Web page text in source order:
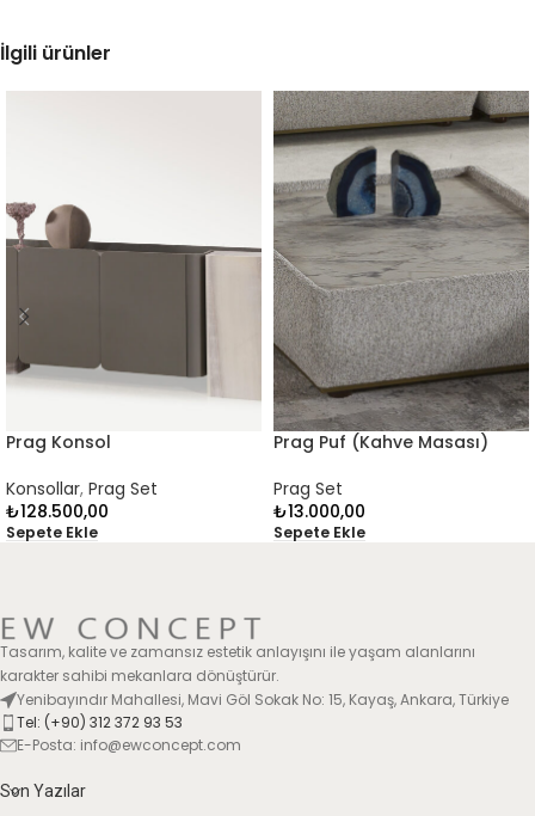
İlgili ürünler
Prag Konsol
Konsollar, Prag Set
₺128.500,00
Sepete Ekle
Prag Puf (Kahve Masası)
Prag Set
₺13.000,00
Sepete Ekle
Tasarım, kalite ve zamansız estetik anlayışını ile yaşam alanlarını
karakter sahibi mekanlara dönüştürür.
Yenibayındır Mahallesi, Mavi Göl Sokak No: 15, Kayaş, Ankara, Türkiye
Tel: (+90) 312 372 93 53
E-Posta: info@ewconcept.com
Son Yazılar